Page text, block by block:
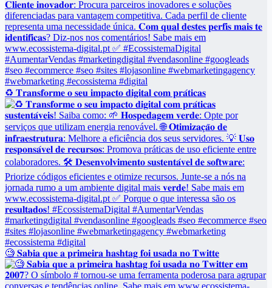
♻️ 𝐓𝐫𝐚𝐧𝐬𝐟𝐨𝐫𝐦𝐞 𝐨 𝐬𝐞𝐮 𝐢𝐦𝐩𝐚𝐜𝐭𝐨 𝐝𝐢𝐠𝐢𝐭𝐚𝐥 𝐜𝐨𝐦 𝐩𝐫𝐚́𝐭𝐢𝐜𝐚𝐬
🧐 𝐒𝐚𝐛𝐢𝐚 𝐪𝐮𝐞 𝐚 𝐩𝐫𝐢𝐦𝐞𝐢𝐫𝐚 𝐡𝐚𝐬𝐡𝐭𝐚𝐠 𝐟𝐨𝐢 𝐮𝐬𝐚𝐝𝐚 𝐧𝐨 𝐓𝐰𝐢𝐭𝐭𝐞